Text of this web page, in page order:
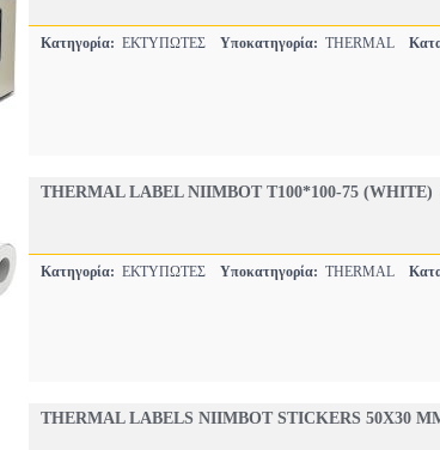
Κατηγορία: ΕΚΤΥΠΩΤΕΣ Υποκατηγορία: THERMAL
THERMAL LABEL NIIMBOT T100*100-75 (WHITE)
Κατηγορία: ΕΚΤΥΠΩΤΕΣ Υποκατηγορία: THERMAL
THERMAL LABELS NIIMBOT STICKERS 50X30